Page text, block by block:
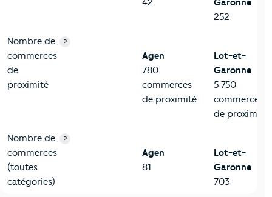
252
Nombre de
commerces
de
proximité
?
Agen
780
commerces
de proximité
Lot-et-
Garonne
5 750
commerces
de proximité
Nombre de
commerces
(toutes
catégories)
?
Agen
81
Lot-et-
Garonne
703